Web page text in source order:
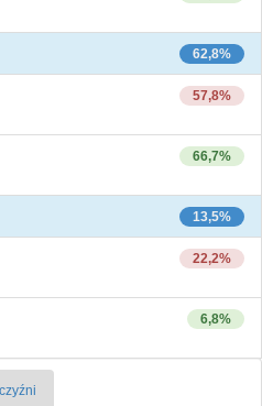
62,8%
57,8%
66,7%
13,5%
22,2%
6,8%